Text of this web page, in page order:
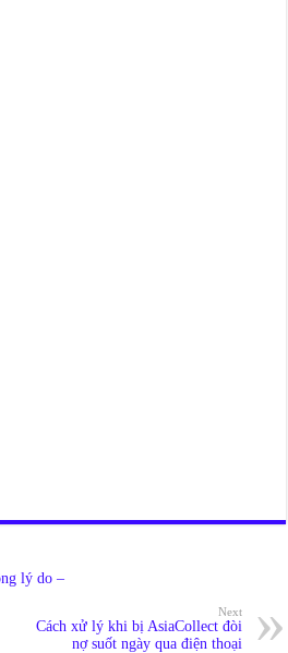
lý do –
Next
Cách xử lý khi bị AsiaCollect đòi
nợ suốt ngày qua điện thoại